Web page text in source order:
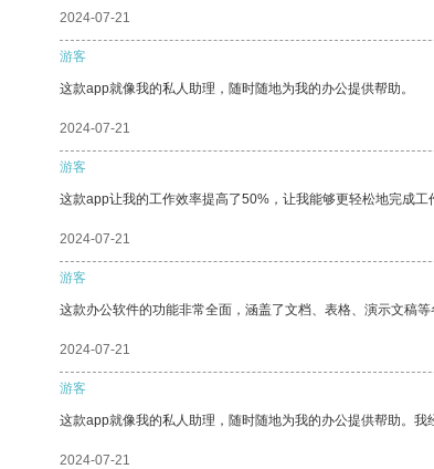
2024-07-21
游客
这款app就像我的私人助理，随时随地为我的办公提供帮助。
2024-07-21
游客
这款app让我的工作效率提高了50%，让我能够更轻松地完成
2024-07-21
游客
这款办公软件的功能非常全面，涵盖了文档、表格、演示文稿
2024-07-21
游客
这款app就像我的私人助理，随时随地为我的办公提供帮助。
2024-07-21